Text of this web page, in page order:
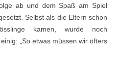
ab und dem Spaß am Spiel
Selbst als die Eltern schon
kamen, wurde noch
„So etwas müssen wir öfters